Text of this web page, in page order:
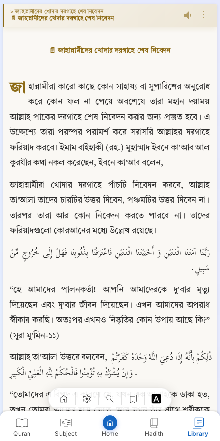
Quran Subject Home Hadith Library
> জাহান্নামীদের খোদার দরগাহে শেষ নিবেদন
📄 জাহান্নামীদের খোদার দরগাহে শেষ নিবেদন ⋮
📄 জাহান্নামীদের খোদার দরগাহে শেষ নিবেদন
জা হান্নামীরা কারো কাছে কোন সাহায্য বা সুপারিশের অনুরোধ
করে কোন ফল না পেয়ে অবশেষে তারা মহান দয়াময়
আল্লাহ পাকের দরগাহে শেষ নিবেদন করার জন্য প্রস্তুত হবে। এ
উদ্দেশ্যে তারা পরস্পর পরামর্শ করে সরাসরি আল্লাহর দরগাহে
ফরিয়াদ করবে। ইমাম বাইহাকী (রহ.) মুহাম্মাদ ইবনে কা'আব আল
কুরযীর কথা নকল করেছেন, ইবনে কা'আব বলেন,
জাহান্নামীরা খোদার দরগাহে পাঁচটি নিবেদন করবে, আল্লাহ
তা'আলা তাদের চারটির উত্তর দিবেন, পঞ্চমটির উত্তর দিবেন না।
তারপর তারা আর কোন নিবেদন করতে পারবে না। তাদের
ফরিয়াদগুলো কোরআনের মধ্যে উল্লেখ রয়েছে।
سَبِيلٍ .
“হে আমাদের পালনকর্তা! আপনি আমাদেরকে দু'বার মৃত্যু
দিয়েছেন এবং দু'বার জীবন দিয়েছেন। এখন আমাদের অপরাধ
স্বীকার করছি। অতঃপর এখনও নিষ্কৃতির কোন উপায় আছে কি?”
(সূরা মু'মিন-১১)
আল্লাহ তা'আলা উত্তরে বলবেন, ذُلِكُمْ بِأَنَّهُ إِذَا دُعِيَ اللَّهُ وَحْدَهُ كَفَرْتُمْ
وَإِنْ يُشْرَكْ بِهِ تُؤْمِنُوا فَالْحُكْمُ لِلَّهِ الْعَلِيِّ الْكَبِيرِ .
“তোমাদের এ বিপদ এ কারণে যে, যখন এক আল্লাহকে ডাকা হত,
তখন তোমরা কাফের হয়ে যেতে, আর যখন তাঁর সাথে শরীককে
ডাকা হত, তখন তোমরা বিশ্বাস স্থাপন করতে। এখন আদেশ তাই,